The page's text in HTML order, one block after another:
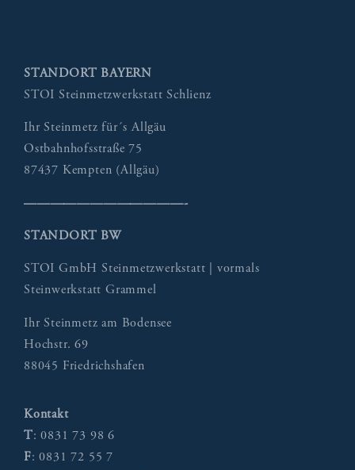
STANDORT BAYERN
STOI Steinmetzwerkstatt Schlienz
Ihr Steinmetz für´s Allgäu
Ostbahnhofsstraße 75
87437 Kempten (Allgäu)
————————————-
STANDORT BW
STOI GmbH Steinmetzwerkstatt | vormals
Steinwerkstatt Grammel
Ihr Steinmetz am Bodensee
Hochstr. 69
88045 Friedrichshafen
Kontakt
T: 0831 73 98 6
F: 0831 72 55 7